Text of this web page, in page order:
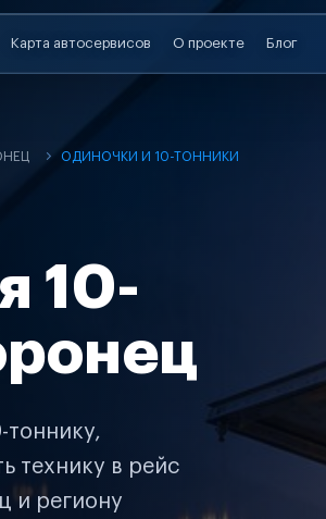
Карта автосервисов О проекте Блог
ОДИНОЧКИ И 10-ТОННИКИ
10-
тоннику,
технику в рейс
и региону